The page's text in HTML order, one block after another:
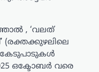
, ‘വലത്
(രക്തക്കുഴലിലെ
കേടുപാടുകൾ
ഒക്ടോബർ വരെ